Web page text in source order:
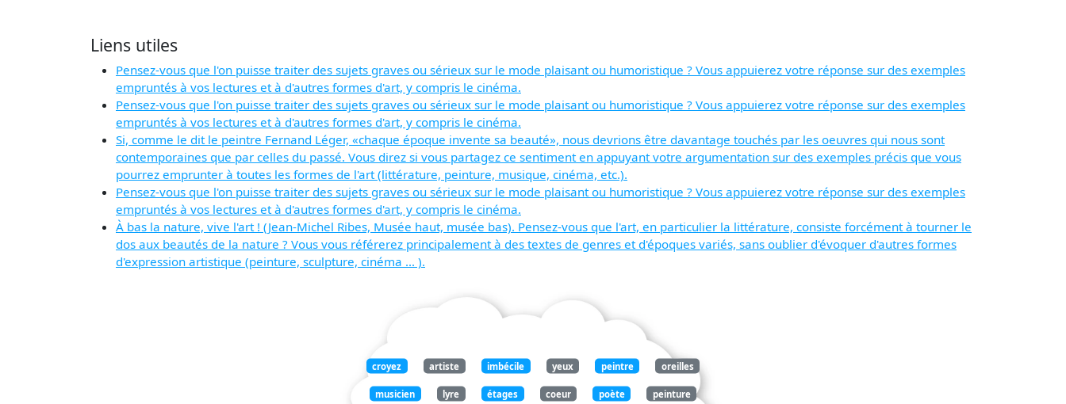
Liens utiles
Pensez-vous que l'on puisse traiter des sujets graves ou sérieux sur le mode plaisant ou humoristique ? Vous appuierez votre réponse sur des exemples
empruntés à vos lectures et à d'autres formes d'art, y compris le cinéma.
Pensez-vous que l'on puisse traiter des sujets graves ou sérieux sur le mode plaisant ou humoristique ? Vous appuierez votre réponse sur des exemples
empruntés à vos lectures et à d'autres formes d'art, y compris le cinéma.
Si, comme le dit le peintre Fernand Léger, «chaque époque invente sa beauté», nous devrions être davantage touchés par les oeuvres qui nous sont
contemporaines que par celles du passé. Vous direz si vous partagez ce sentiment en appuyant votre argumentation sur des exemples précis que vous
pourrez emprunter à toutes les formes de l'art (littérature, peinture, musique, cinéma, etc.).
Pensez-vous que l'on puisse traiter des sujets graves ou sérieux sur le mode plaisant ou humoristique ? Vous appuierez votre réponse sur des exemples
empruntés à vos lectures et à d'autres formes d'art, y compris le cinéma.
À bas la nature, vive l'art ! (Jean-Michel Ribes, Musée haut, musée bas). Pensez-vous que l'art, en particulier la littérature, consiste forcément à tourner le
dos aux beautés de la nature ? Vous vous référerez principalement à des textes de genres et d'époques variés, sans oublier d'évoquer d'autres formes
d'expression artistique (peinture, sculpture, cinéma ... ).
croyez artiste imbécile yeux peintre oreilles
musicien lyre étages coeur poète peinture